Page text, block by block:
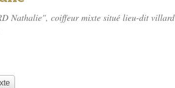
Nathalie", coiffeur mixte situé lieu-dit villard